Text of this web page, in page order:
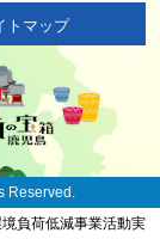
トマップ
Reserved.
負荷低減事業活動実